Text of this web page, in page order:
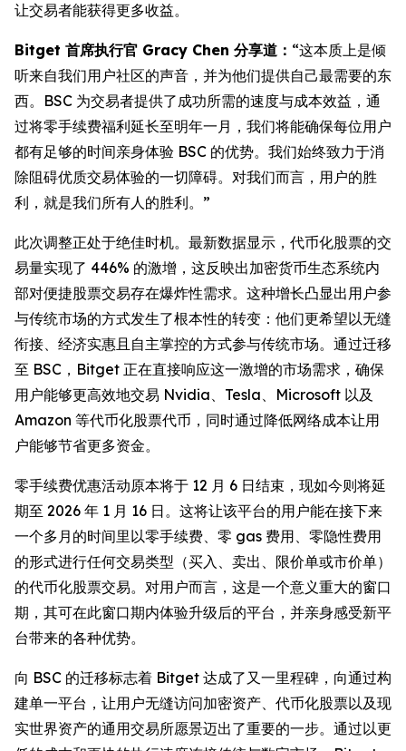
让交易者能获得更多收益。
Bitget 首席执行官 Gracy Chen 分享道： “这本质上是倾
听来自我们用户社区的声音，并为他们提供自己最需要的东
西。BSC 为交易者提供了成功所需的速度与成本效益，通
过将零手续费福利延长至明年一月，我们将能确保每位用户
都有足够的时间亲身体验 BSC 的优势。我们始终致力于消
除阻碍优质交易体验的一切障碍。对我们而言，用户的胜
利，就是我们所有人的胜利。”
此次调整正处于绝佳时机。最新数据显示，代币化股票的交
易量实现了 446% 的激增，这反映出加密货币生态系统内
部对便捷股票交易存在爆炸性需求。这种增长凸显出用户参
与传统市场的方式发生了根本性的转变：他们更希望以无缝
衔接、经济实惠且自主掌控的方式参与传统市场。通过迁移
至 BSC，Bitget 正在直接响应这一激增的市场需求，确保
用户能够更高效地交易 Nvidia、Tesla、Microsoft 以及
Amazon 等代币化股票代币，同时通过降低网络成本让用
户能够节省更多资金。
零手续费优惠活动原本将于 12 月 6 日结束，现如今则将延
期至 2026 年 1 月 16 日。这将让该平台的用户能在接下来
一个多月的时间里以零手续费、零 gas 费用、零隐性费用
的形式进行任何交易类型（买入、卖出、限价单或市价单）
的代币化股票交易。对用户而言，这是一个意义重大的窗口
期，其可在此窗口期内体验升级后的平台，并亲身感受新平
台带来的各种优势。
向 BSC 的迁移标志着 Bitget 达成了又一里程碑，向通过构
建单一平台，让用户无缝访问加密资产、代币化股票以及现
实世界资产的通用交易所愿景迈出了重要的一步。通过以更